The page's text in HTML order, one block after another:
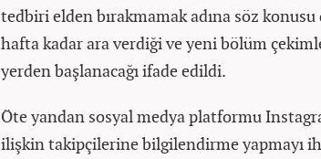
tedbiri elden bırakmamak adına söz
hafta kadar ara verdiği ve yeni bölüm
yerden başlanacağı ifade edildi.
Öte yandan sosyal medya platformu
ilişkin takipçilerine bilgilendirme yapmayı